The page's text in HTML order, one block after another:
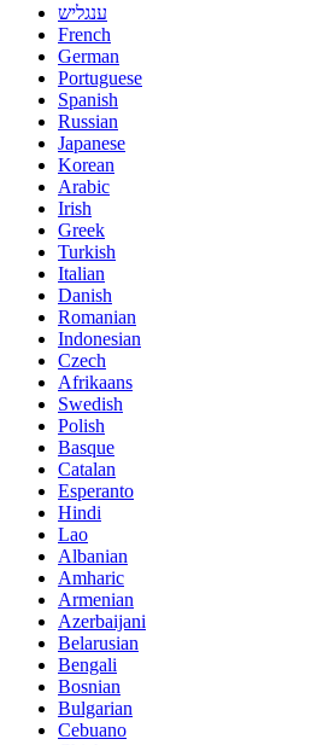
ענגליש
French
German
Portuguese
Spanish
Russian
Japanese
Korean
Arabic
Irish
Greek
Turkish
Italian
Danish
Romanian
Indonesian
Czech
Afrikaans
Swedish
Polish
Basque
Catalan
Esperanto
Hindi
Lao
Albanian
Amharic
Armenian
Azerbaijani
Belarusian
Bengali
Bosnian
Bulgarian
Cebuano